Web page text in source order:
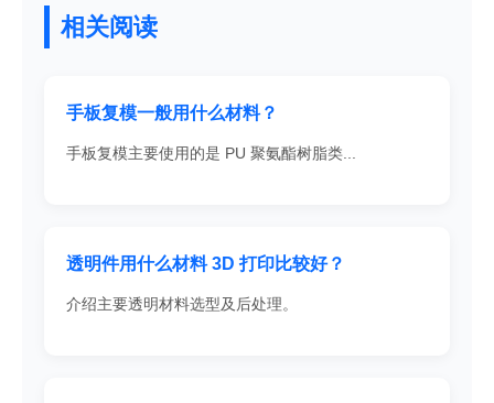
相关阅读
手板复模一般用什么材料？
手板复模主要使用的是 PU 聚氨酯树脂类...
透明件用什么材料 3D 打印比较好？
介绍主要透明材料选型及后处理。